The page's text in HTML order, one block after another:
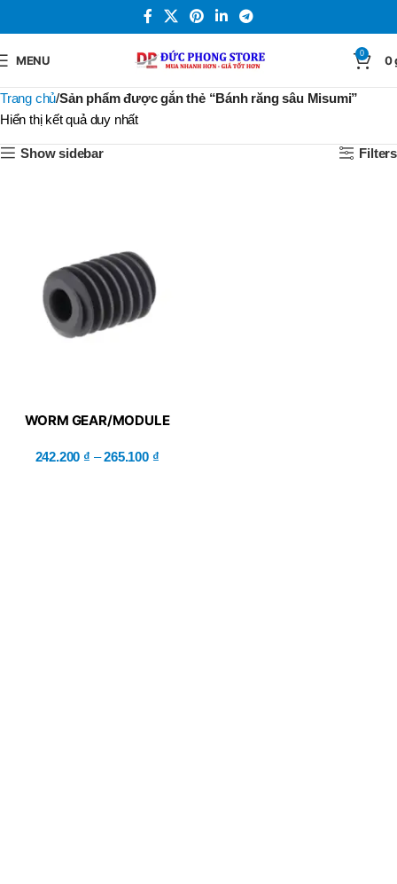
MENU 0 0
Trang chủ Sản phẩm được gắn thẻ “Bánh răng sâu Misumi”
Hiển thị kết quả duy nhất
Show sidebar Filters
WORM GEAR/MODULE
242.200 ₫ – 265.100 ₫